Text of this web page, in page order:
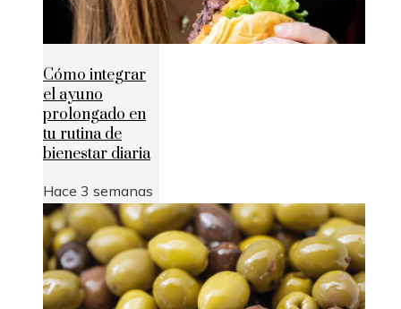
Cómo integrar
el ayuno
prolongado en
tu rutina de
bienestar diaria
Hace 3 semanas